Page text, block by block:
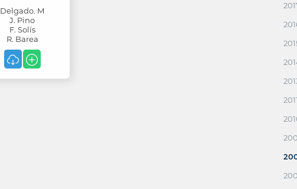
Delgado. M
J. Pino
F. Solís
R. Barea
2011